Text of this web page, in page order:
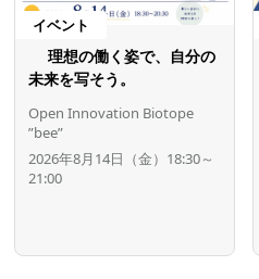
イベント
理想の働く姿で、自分の
未来を写そう。
Open Innovation Biotope
”bee”
2026年8月14日（金）18:30～
21:00